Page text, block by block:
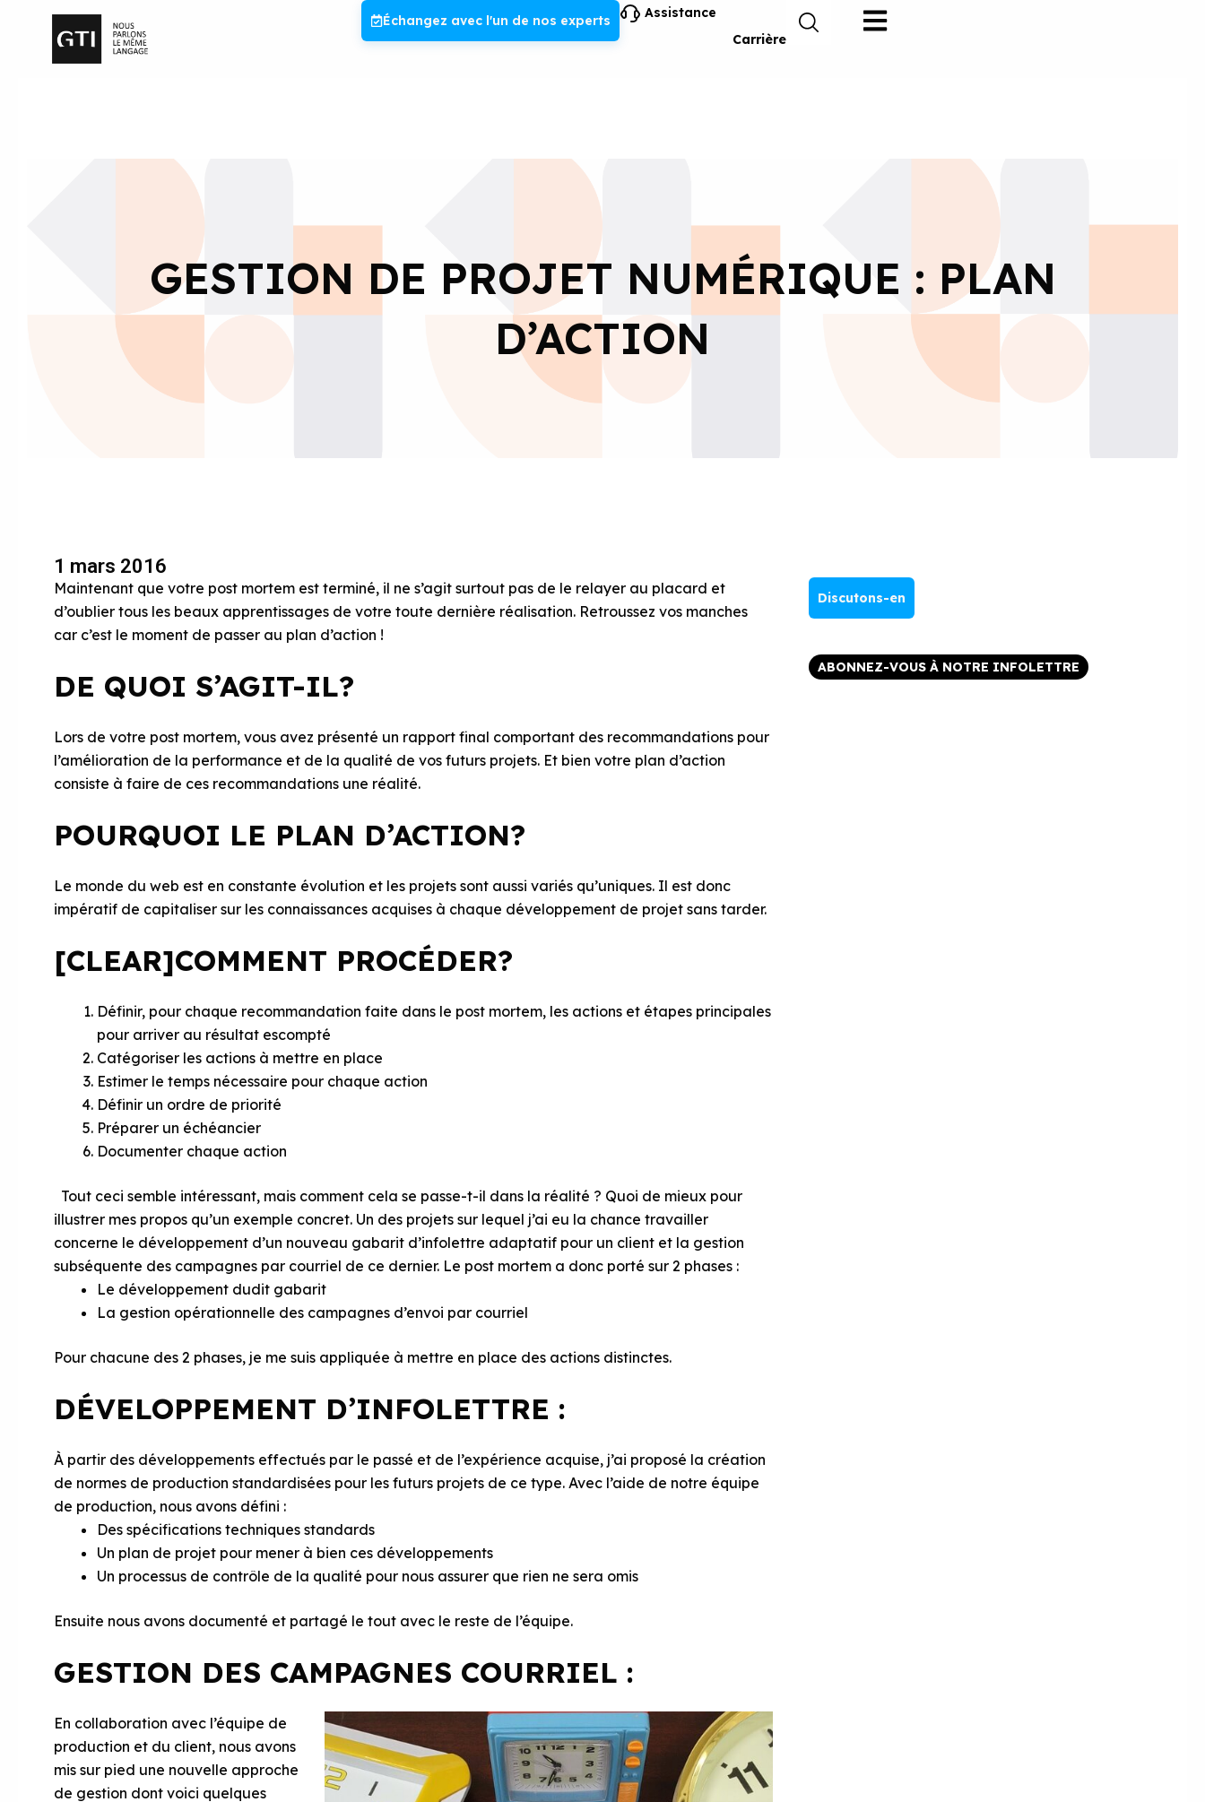
Échangez avec l'un de nos experts
Assistance
Carrière
GESTION DE PROJET NUMÉRIQUE : PLAN
D’ACTION
1 mars 2016
Maintenant que votre post mortem est terminé, il ne s’agit surtout pas de le relayer au placard et
d’oublier tous les beaux apprentissages de votre toute dernière réalisation. Retroussez vos manches
car c’est le moment de passer au plan d’action !
DE QUOI S’AGIT-IL?
Lors de votre post mortem, vous avez présenté un rapport final comportant des recommandations pour
l’amélioration de la performance et de la qualité de vos futurs projets. Et bien votre plan d’action
consiste à faire de ces recommandations une réalité.
POURQUOI LE PLAN D’ACTION?
Le monde du web est en constante évolution et les projets sont aussi variés qu’uniques. Il est donc
impératif de capitaliser sur les connaissances acquises à chaque développement de projet sans tarder.
[CLEAR]COMMENT PROCÉDER?
Définir, pour chaque recommandation faite dans le post mortem, les actions et étapes principales
pour arriver au résultat escompté
Catégoriser les actions à mettre en place
Estimer le temps nécessaire pour chaque action
Définir un ordre de priorité
Préparer un échéancier
Documenter chaque action
Tout ceci semble intéressant, mais comment cela se passe-t-il dans la réalité ? Quoi de mieux pour
illustrer mes propos qu’un exemple concret. Un des projets sur lequel j’ai eu la chance travailler
concerne le développement d’un nouveau gabarit d’infolettre adaptatif pour un client et la gestion
subséquente des campagnes par courriel de ce dernier. Le post mortem a donc porté sur 2 phases :
Le développement dudit gabarit
La gestion opérationnelle des campagnes d’envoi par courriel
Pour chacune des 2 phases, je me suis appliquée à mettre en place des actions distinctes.
DÉVELOPPEMENT D’INFOLETTRE :
À partir des développements effectués par le passé et de l’expérience acquise, j’ai proposé la création
de normes de production standardisées pour les futurs projets de ce type. Avec l’aide de notre équipe
de production, nous avons défini :
Des spécifications techniques standards
Un plan de projet pour mener à bien ces développements
Un processus de contrôle de la qualité pour nous assurer que rien ne sera omis
Ensuite nous avons documenté et partagé le tout avec le reste de l’équipe.
GESTION DES CAMPAGNES COURRIEL :
En collaboration avec l’équipe de
production et du client, nous avons
mis sur pied une nouvelle approche
de gestion dont voici quelques
Discutons-en
ABONNEZ-VOUS À NOTRE INFOLETTRE